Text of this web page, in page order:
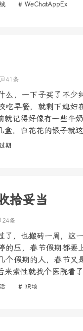
# WeChatAppEx
41条
么，一下子买了不
吃早餐，就剩下媳妇
就记得好像有一些牛
盒，白花花的银子就
期
拾妥当
24条
了，也搬砖一周，这
的压，春节假期都要
个假期的人，春节又
来索性就找个医院看
# 职场